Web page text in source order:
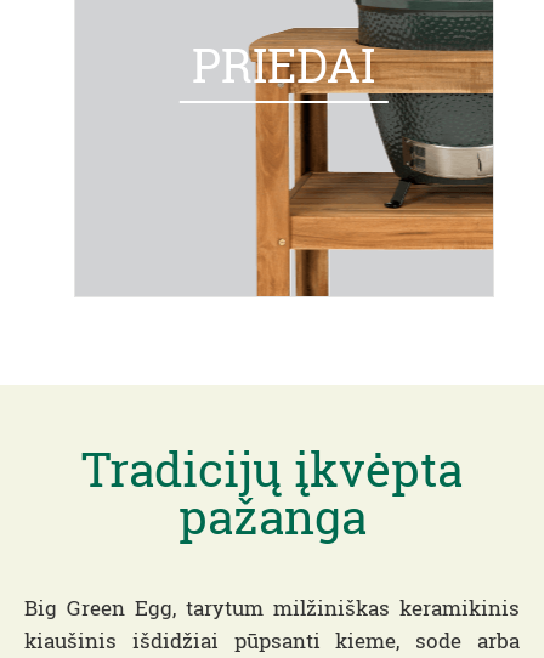
PRIEDAI
Tradicijų įkvėpta
pažanga
Big Green Egg, tarytum milžiniškas keramikinis
kiaušinis išdidžiai pūpsanti kieme, sode arba